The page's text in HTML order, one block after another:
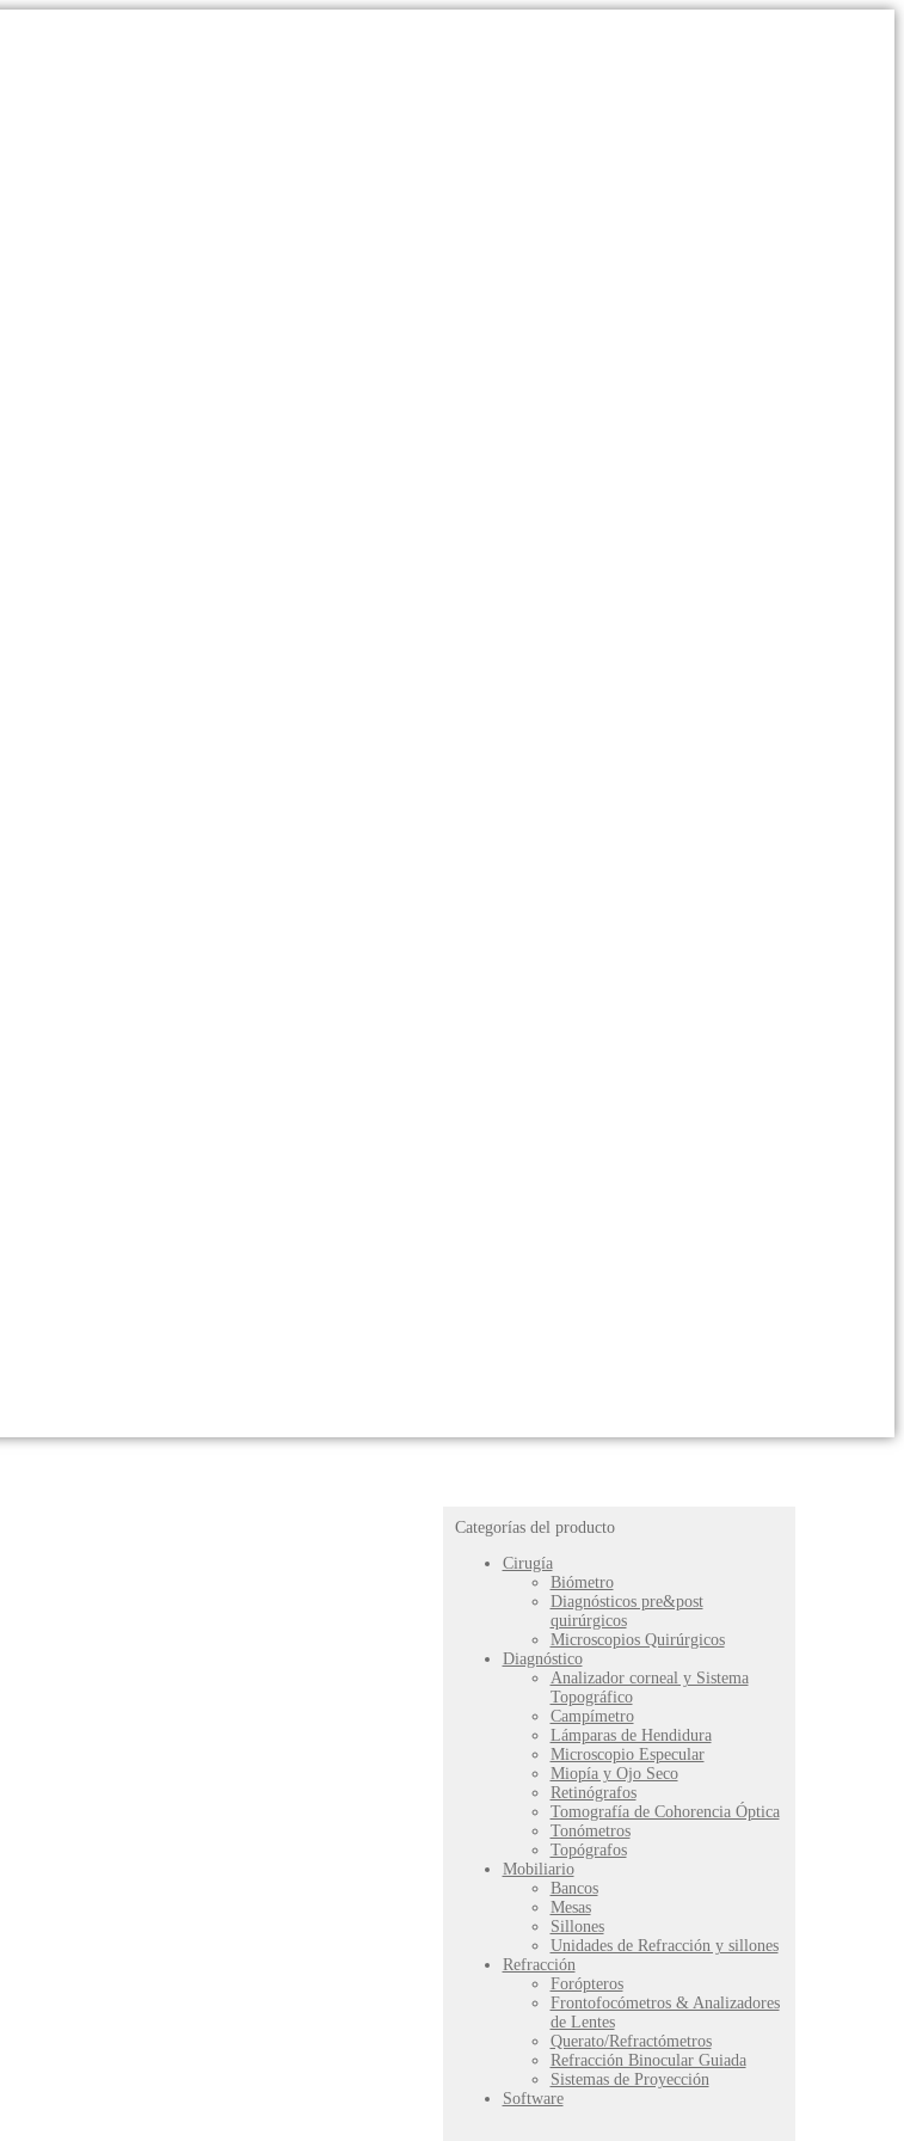
Categorías del producto
Cirugía
Biómetro
Diagnósticos pre&post
quirúrgicos
Microscopios Quirúrgicos
Diagnóstico
Analizador corneal y Sistema
Topográfico
Campímetro
Lámparas de Hendidura
Microscopio Especular
Miopía y Ojo Seco
Retinógrafos
Tomografía de Cohorencia Óptica
Tonómetros
Topógrafos
Mobiliario
Bancos
Mesas
Sillones
Unidades de Refracción y sillones
Refracción
Forópteros
Frontofocómetros & Analizadores
de Lentes
Querato/Refractómetros
Refracción Binocular Guiada
Sistemas de Proyección
Software